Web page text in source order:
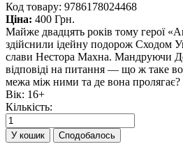
Код товару: 9786178024468
Ціна: 400 Грн.
Майже двадцять років тому герої
здійснили ідейну подорож Сходом
слави Нестора Махна. Мандруючи
відповіді на питання — що ж таке
межа між ними та де вона пролягає?
Вік: 16+
Кількість:
Сподобалось